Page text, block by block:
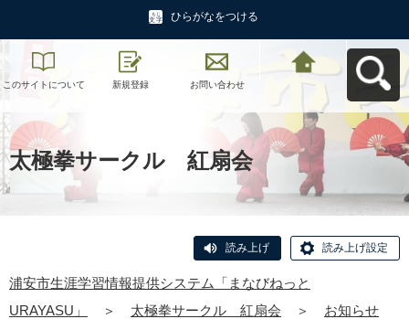
ひらがなをつける
このサイトについて 新規登録 お問い合わせ
浦安市生涯学習情報
提供システム「まな
URAYASU」へ戻る
太極拳サークル 紅扇会
読み上げ 読み上げ設定
浦安市生涯学習情報提供システム「まなびねっと
URAYASU」
＞ 太極拳サークル 紅扇会 ＞
お知らせ